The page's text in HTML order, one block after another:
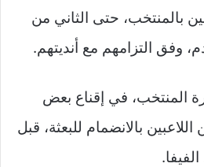
بالمنتخب، حتى الثاني من
وفق التزامهم مع أنديتهم.
المنتخب، في إقناع بعض
بالانضمام للبعثة، قبل